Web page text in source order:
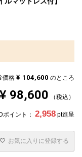
価格 ¥ 104,600 のところ
¥ 98,600 税込
イント： 2,958 pt進呈
お気に入りに登録する